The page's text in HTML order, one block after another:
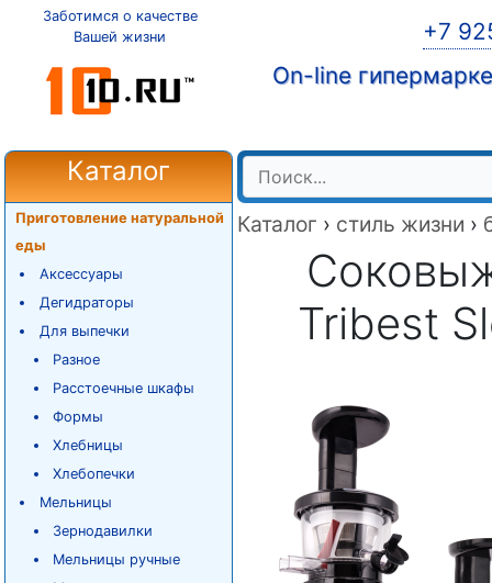
Заботимся о качестве
Вашей жизни
+7
On-line
Каталог
Приготовление натуральной
еды
Аксессуары
Дегидраторы
Для выпечки
Разное
Расстоечные шкафы
Формы
Хлебницы
Хлебопечки
Мельницы
Зернодавилки
Мельницы ручные
Каталог › стиль жизни ›
Tribest